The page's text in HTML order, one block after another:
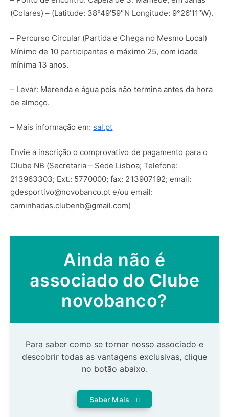
(Colares) – (Latitude: 38°49’59″N Longitude: 9°26’11″W).
– Percurso Circular (Partida e Chega no Mesmo Local)
Mínimo de 10 participantes e máximo 25, com idade
mínima 13 anos.
– Levar: Merenda e água pois não termina antes da hora
de almoço.
– Mais informação em: sal.pt
Envie a inscrição o comprovativo de pagamento para o
Clube NB (Secretaria – Sede Lisboa; Telefone:
213963303; Ext.: 5770000; fax: 213907192; email:
gdesportivo@novobanco.pt e/ou email:
caminhadas.clubenb@gmail.com)
Ainda não é
associado do Clube
novobanco?
Para saber como se tornar nosso associado e
descobrir todas as vantagens exclusivas, clique
no botão abaixo.
Saber Mais